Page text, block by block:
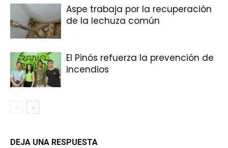
Aspe trabaja por la recuperación
de la lechuza común
El Pinós refuerza la prevención de
incendios
DEJA UNA RESPUESTA